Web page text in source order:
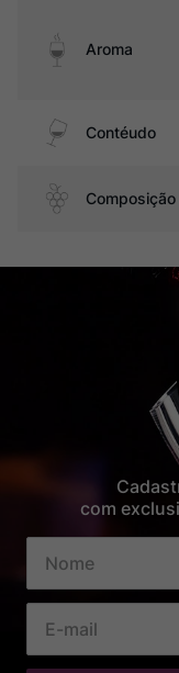
Aroma
Contéudo
Composição
com